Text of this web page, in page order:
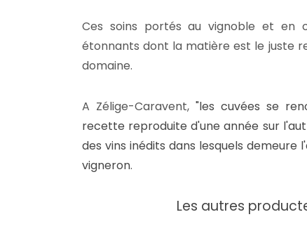
Ces soins portés au vignoble et en
étonnants dont la matière est le juste
domaine.
A Zélige-Caravent, "les cuvées se
recette reproduite d'une année sur
des vins inédits dans lesquels
vigneron.
Les autres